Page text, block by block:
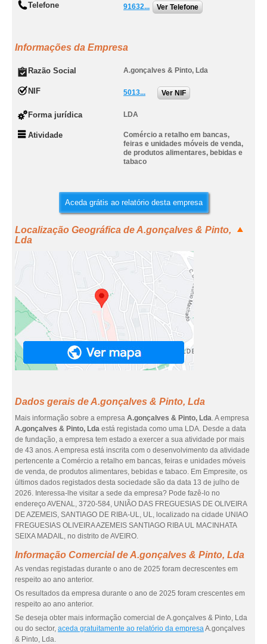
Telefone 91632... Ver Telefone
Informações da Empresa
Razão Social A.gonçalves & Pinto, Lda
NIF 5013... Ver NIF
Forma jurídica LDA
Atividade
Comércio a retalho em bancas,
feiras e unidades móveis de venda,
de produtos alimentares, bebidas e
tabaco
Aceda grátis ao relatório desta empresa
Localização Geográfica de A.gonçalves & Pinto,
Lda
Dados gerais de A.gonçalves & Pinto, Lda
Mais informação sobre a empresa A.gonçalves & Pinto, Lda. A empresa
A.gonçalves & Pinto, Lda está registada como uma LDA. Desde a data
de fundação, a empresa tem estado a exercer a sua atividade por mais
de 43 anos. A empresa está inscrita com o desenvolvimento da atividade
pertencente a Comércio a retalho em bancas, feiras e unidades móveis
de venda, de produtos alimentares, bebidas e tabaco. Em Empresite, os
últimos dados registados desta sociedade são da data 13 de julho de
2026. Interessa-lhe visitar a sede da empresa? Pode fazê-lo no
endereço AVENAL, 3720-584, UNIÃO DAS FREGUESIAS DE OLIVEIRA
DE AZEMEIS, SANTIAGO DE RIBA-UL, UL, localizado na cidade UNIAO
FREGUESIAS OLIVEIRA AZEMEIS SANTIAGO RIBA UL MACINHATA
SEIXA MADAIL, no distrito de AVEIRO.
Informação Comercial de A.gonçalves & Pinto, Lda
As vendas registadas durante o ano de 2025 foram decrescentes em
respeito ao ano anterior.
Os resultados da empresa durante o ano de 2025 foram crescentes em
respeito ao ano anterior.
Se deseja obter mais informação comercial de A.gonçalves & Pinto, Lda
ou do sector, aceda gratuitamente ao relatório da empresaA.gonçalves
& Pinto, Lda.